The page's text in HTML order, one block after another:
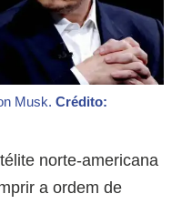
Musk. Crédito:
norte-americana
a ordem de